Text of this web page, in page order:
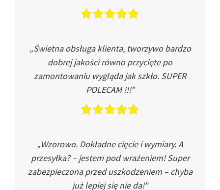
„Świetna obsługa klienta, tworzywo bardzo
dobrej jakości równo przycięte po
zamontowaniu wygląda jak szkło. SUPER
POLECAM !!!”
„Wzorowo. Dokładne cięcie i wymiary. A
przesyłka? – jestem pod wrażeniem! Super
zabezpieczona przed uszkodzeniem – chyba
już lepiej się nie da!”